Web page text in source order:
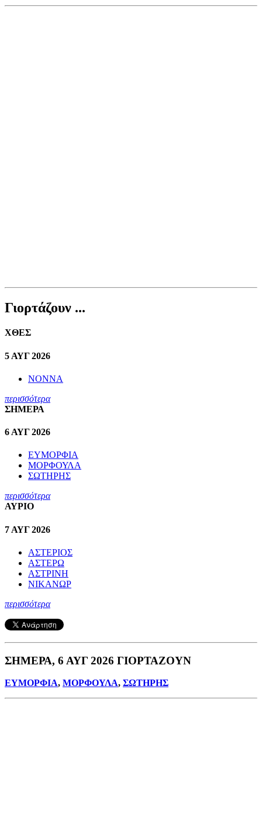
Γιορτάζουν ...
ΧΘΕΣ
5 ΑΥΓ 2026
ΝΟΝΝΑ
περισσότερα
ΣΗΜΕΡΑ
6 ΑΥΓ 2026
ΕΥΜΟΡΦΙΑ
ΜΟΡΦΟΥΛΑ
ΣΩΤΗΡΗΣ
περισσότερα
ΑΥΡΙΟ
7 ΑΥΓ 2026
ΑΣΤΕΡΙΟΣ
ΑΣΤΕΡΩ
ΑΣΤΡΙΝΗ
ΝΙΚΑΝΩΡ
περισσότερα
ΣΗΜΕΡΑ, 6 ΑΥΓ 2026 ΓΙΟΡΤΑΖΟΥΝ
ΕΥΜΟΡΦΙΑ, ΜΟΡΦΟΥΛΑ, ΣΩΤΗΡΗΣ